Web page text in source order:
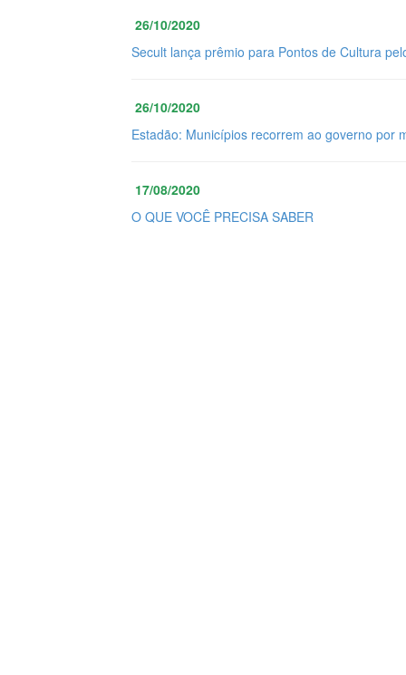
26/10/2020
Secult lança prêmio para Pontos de Cultura
26/10/2020
Estadão: Municípios recorrem ao governo por
17/08/2020
O QUE VOCÊ PRECISA SABER